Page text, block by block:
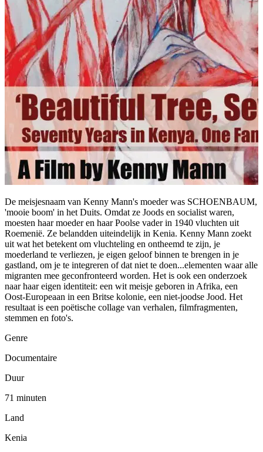
De meisjesnaam van Kenny Mann's moeder was SCHOENBAUM,
'mooie boom' in het Duits. Omdat ze Joods en socialist waren,
moesten haar moeder en haar Poolse vader in 1940 vluchten uit
Roemenië. Ze belandden uiteindelijk in Kenia. Kenny Mann zoekt
uit wat het betekent om vluchteling en ontheemd te zijn, je
moederland te verliezen, je eigen geloof binnen te brengen in je
gastland, om je te integreren of dat niet te doen...elementen waar alle
migranten mee geconfronteerd worden. Het is ook een onderzoek
naar haar eigen identiteit: een wit meisje geboren in Afrika, een
Oost-Europeaan in een Britse kolonie, een niet-joodse Jood. Het
resultaat is een poëtische collage van verhalen, filmfragmenten,
stemmen en foto's.
Genre
Documentaire
Duur
71 minuten
Land
Kenia